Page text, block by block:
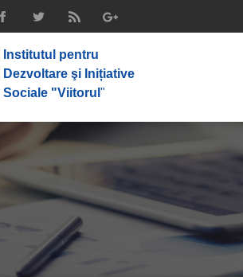
Institutul pentru
Dezvoltare şi Inițiative
Sociale "Viitorul "